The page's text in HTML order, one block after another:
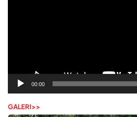
00:00
GALERI>>